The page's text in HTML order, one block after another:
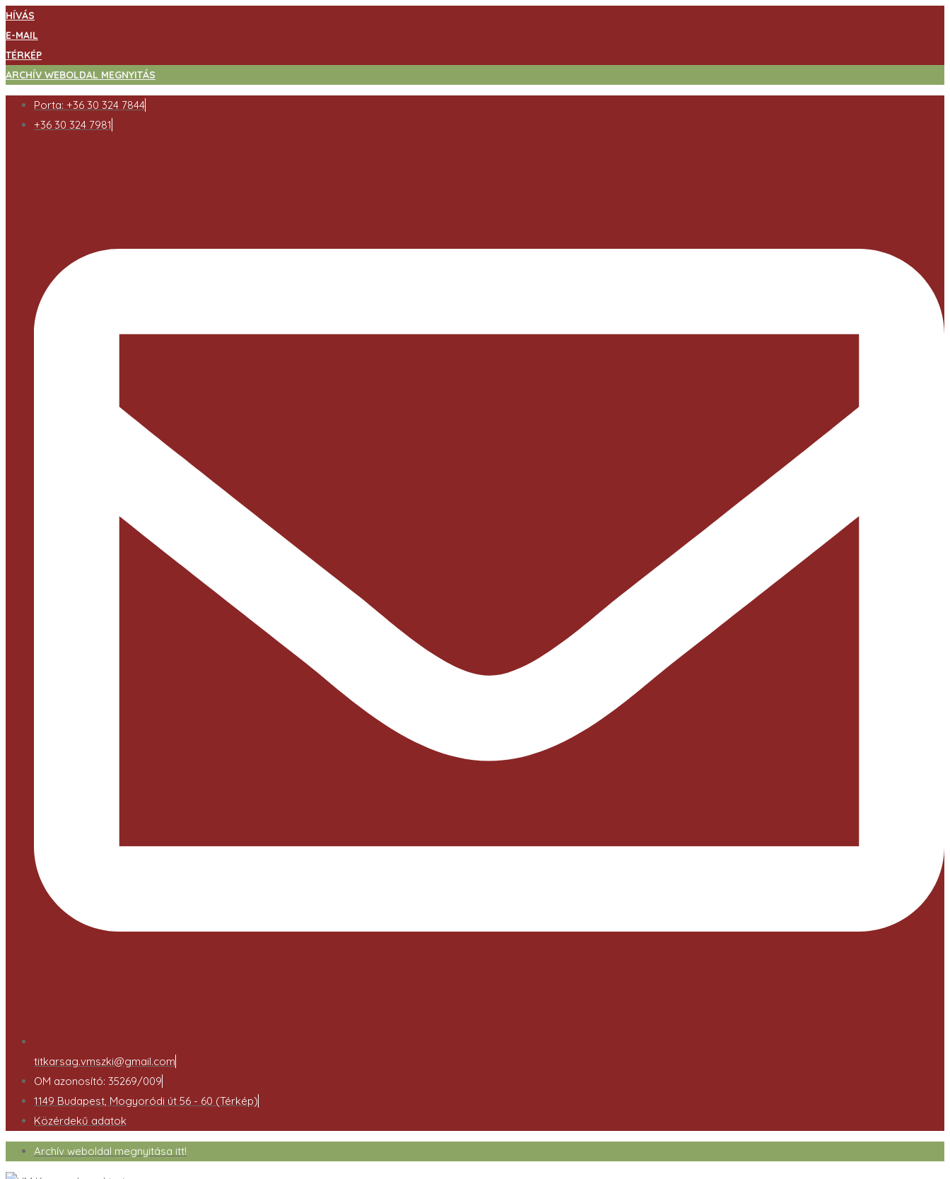
HÍVÁS
E-MAIL
TÉRKÉP
ARCHÍV WEBOLDAL MEGNYITÁS
Porta: +36 30 324 7844
+36 30 324 7981
titkarsag.vmszki@gmail.com
OM azonosító: 35269/009
1149 Budapest, Mogyoródi út 56 - 60 (Térkép)
Közérdekű adatok
Archív weboldal megnyitása itt!